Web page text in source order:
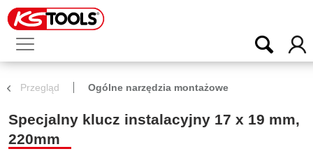
Przegląd Ogólne narzędzia montażowe
Specjalny klucz instalacyjny 17 x 19 mm,
220mm